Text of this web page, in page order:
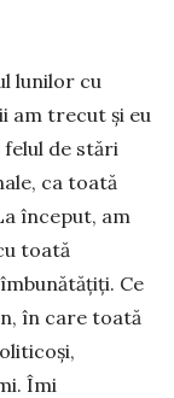
lunilor cu
am trecut și eu
de stări
ca toată
în­ceput, am
toată
Ce
în care toată
Îmi